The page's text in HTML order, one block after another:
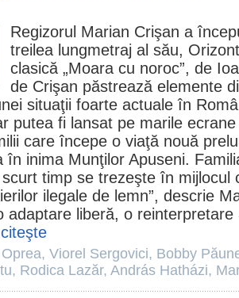
Regizorul Marian Crişan a
treilea lungmetraj al său, Orizont
clasică „Moara cu noroc”, de
de Crişan păstrează elemente
situaţii foarte actuale în
putea fi lansat pe marile
care începe o viaţă nouă
în inima Munţilor Apuseni.
timp se trezeşte în mijlocul
ilegale de lemn”, descrie
adaptare liberă, o
citeşte
, Viorel Sergovici, Bobby
, Rodica Lazăr, András Hatházi,